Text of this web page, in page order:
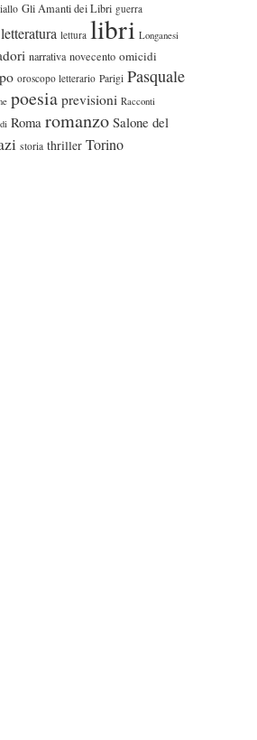
Gli Amanti dei Libri guerra
letteratura lettura libri Longanesi
narrativa novecento omicidi
oroscopo letterario Parigi Pasquale
poesia previsioni Racconti
Roma romanzo Salone del
storia thriller Torino